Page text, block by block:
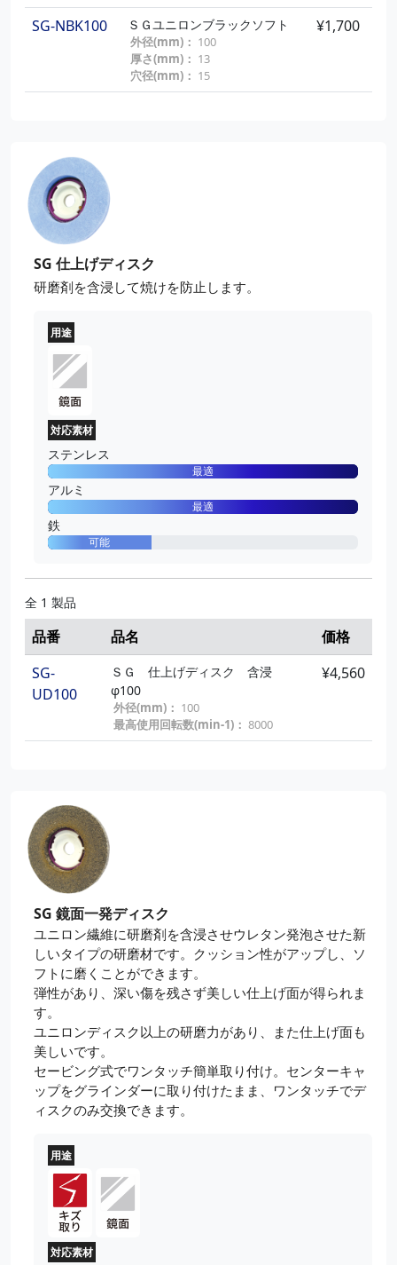
SG-NBK100 ＳＧユニロンブラックソフト
外径(mm)： 100
厚さ(mm)： 13
穴径(mm)： 15
¥1,700
SG 仕上げディスク
研磨剤を含浸して焼けを防止します。
用途
対応素材
ステンレス
最適
アルミ
最適
鉄
可能
全 1 製品
品番 品名
価格
SG-
UD100
ＳＧ 仕上げディスク 含浸
φ100
外径(mm)： 100
最高使用回転数(min-1)： 8000
¥4,560
SG 鏡面一発ディスク
ユニロン繊維に研磨剤を含浸させウレタン発泡させた新
しいタイプの研磨材です。クッション性がアップし、ソ
フトに磨くことができます。
弾性があり、深い傷を残さず美しい仕上げ面が得られま
す。
ユニロンディスク以上の研磨力があり、また仕上げ面も
美しいです。
セービング式でワンタッチ簡単取り付け。センターキャ
ップをグラインダーに取り付けたまま、ワンタッチでデ
ィスクのみ交換できます。
用途
対応素材